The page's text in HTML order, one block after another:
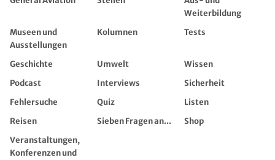
Weiterbildung
Museen und
Ausstellungen
Kolumnen Tests
Geschichte Umwelt
Wissen
Podcast
Interviews
Sicherheit
Fehlersuche
Quiz
Listen
Reisen
Sieben Fragen an...
Shop
Veranstaltungen,
Konferenzen und